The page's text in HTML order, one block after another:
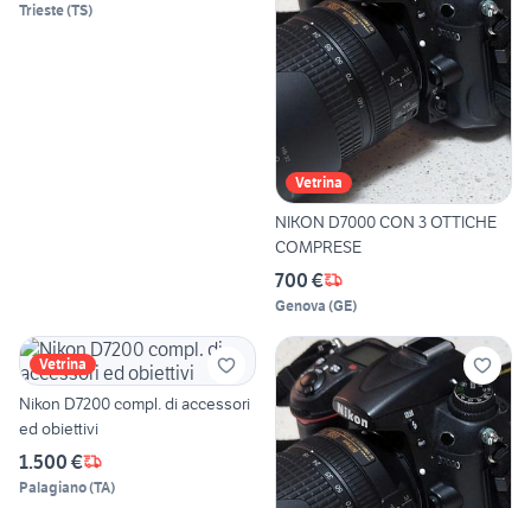
Trieste(TS)
Vetrina
NIKON D7000 CON 3 OTTICHE
COMPRESE
700 €
Genova (GE)
Vetrina
Nikon D7200 compl. di accessori
ed obiettivi
1.500 €
Palagiano(TA)